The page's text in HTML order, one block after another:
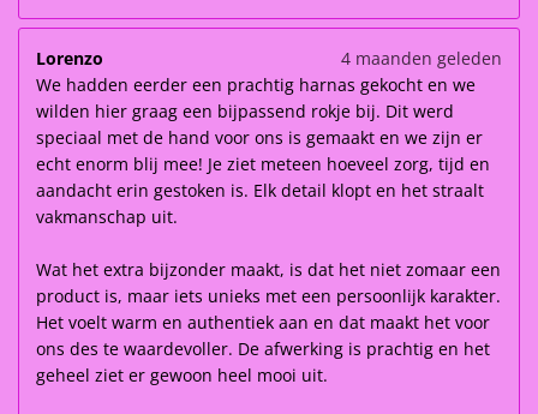
Lorenzo
4 maanden geleden
We hadden eerder een prachtig harnas gekocht en we
wilden hier graag een bijpassend rokje bij. Dit werd
speciaal met de hand voor ons is gemaakt en we zijn er
echt enorm blij mee! Je ziet meteen hoeveel zorg, tijd en
aandacht erin gestoken is. Elk detail klopt en het straalt
vakmanschap uit.
Wat het extra bijzonder maakt, is dat het niet zomaar een
product is, maar iets unieks met een persoonlijk karakter.
Het voelt warm en authentiek aan en dat maakt het voor
ons des te waardevoller. De afwerking is prachtig en het
geheel ziet er gewoon heel mooi uit.